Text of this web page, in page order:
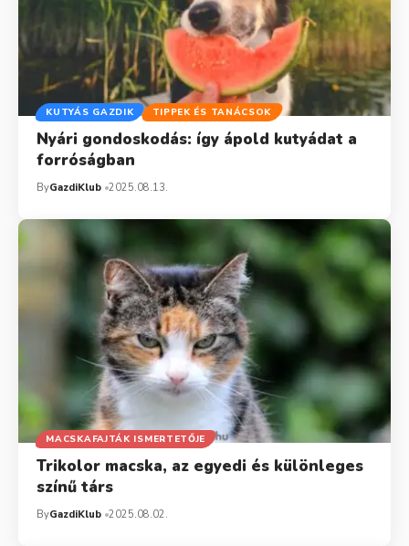
KUTYÁS GAZDIK TIPPEK ÉS TANÁCSOK
Nyári gondoskodás: így ápold kutyádat a
forróságban
ByGazdiKlub 2025.08.13.
MACSKAFAJTÁK ISMERTETŐJE
Trikolor macska, az egyedi és különleges
színű társ
ByGazdiKlub 2025.08.02.